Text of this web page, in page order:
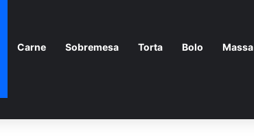
Carne Sobremesa Torta Bolo Massa